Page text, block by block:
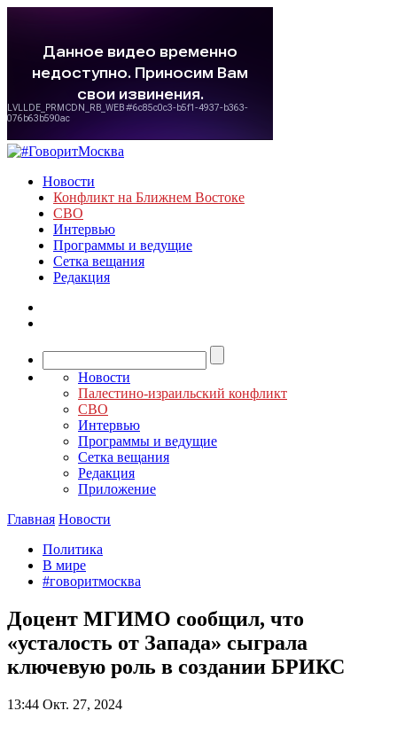
Новости
Конфликт на Ближнем Востоке
СВО
Интервью
Программы и ведущие
Сетка вещания
Редакция
Новости
Палестино-израильский конфликт
СВО
Интервью
Программы и ведущие
Сетка вещания
Редакция
Приложение
Главная Новости
Политика
В мире
#говоритмосква
Доцент МГИМО сообщил, что
«усталость от Запада» сыграла
ключевую роль в создании БРИКС
13:44 Окт. 27, 2024